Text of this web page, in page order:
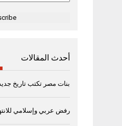
أحدث المقالات
بنات مصر تكتب تاريخ
رفض عربي وإسلامي